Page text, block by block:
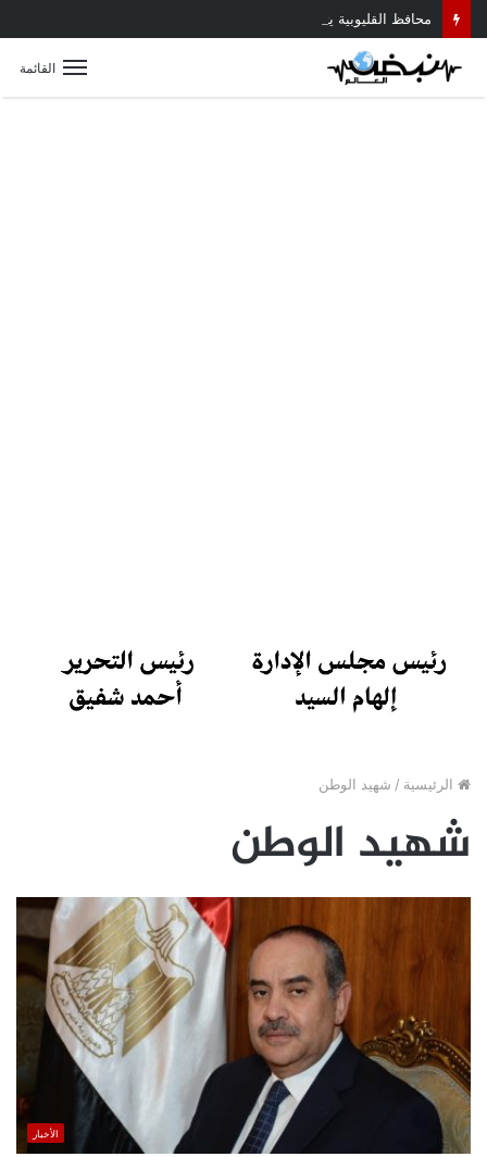
القائمة
الرئيسية / شهيد الوطن
شهيد الوطن
الأخبار